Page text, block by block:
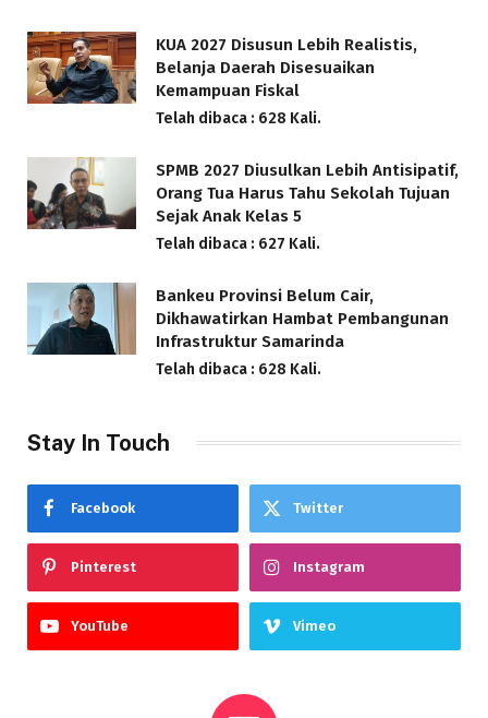
KUA 2027 Disusun Lebih Realistis,
Belanja Daerah Disesuaikan
Kemampuan Fiskal
Telah dibaca : 628 Kali.
SPMB 2027 Diusulkan Lebih Antisipatif,
Orang Tua Harus Tahu Sekolah Tujuan
Sejak Anak Kelas 5
Telah dibaca : 627 Kali.
Bankeu Provinsi Belum Cair,
Dikhawatirkan Hambat Pembangunan
Infrastruktur Samarinda
Telah dibaca : 628 Kali.
Stay In Touch
Facebook Twitter
Pinterest Instagram
YouTube Vimeo